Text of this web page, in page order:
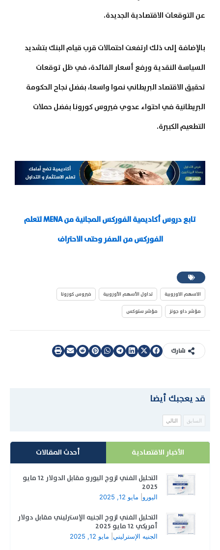
عن التوقعات الاقتصادية الجديدة.
بالإضافة إلى ذلك ارتفعت احتمالات قرب قيام البنك بتشديد
السياسة النقدية ورفع أسعار الفائدة، في ظل توقعات
تحقيق الاقتصاد البريطاني نموا واسعا، بفضل نجاح الحكومة
البريطانية في احتواء عدوي فيروس كورونا بفضل حملات
التطعيم الكبيرة.
تابع دروس أكاديمية الفوركس المجانية منMENA
لتعلم
الفوركس من الصفر وحتى الاحتراف
الاسهم الاوروبية تداول الأسهم الأوروبية فيروس كورونا
مؤشر داو جونز مؤشر ستوكس
شارك
قد يعجبك أيضا
السابق التالي
الأخبار الاقتصادية أحدث المقالات
التحليل الفني لزوج اليورو مقابل الدولار 12 مايو
2025
اليورو مايو 12, 2025
التحليل الفني لزوج الجنيه الإسترليني مقابل دولار
أمريكي 12 مايو 2025
الجنيه الإسترليني مايو 12, 2025